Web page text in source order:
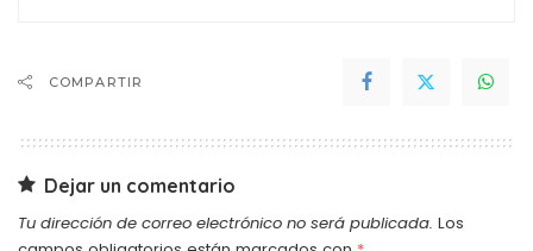
COMPARTIR
Dejar un comentario
Tu dirección de correo electrónico no será publicada. Los